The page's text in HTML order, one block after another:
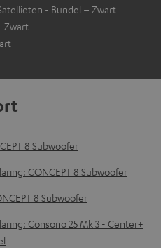
- Bundel – Zwart
Zwart
8 Subwoofer
CONCEPT 8 Subwoofer
8 Subwoofer
Consono 25 Mk 3 - Center+